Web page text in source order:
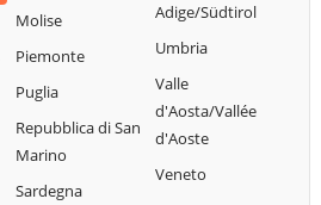
Molise
Piemonte
Puglia
Repubblica di San
Marino
Sardegna
Adige/Südtirol
Umbria
Valle
d'Aosta/Vallée
d'Aoste
Veneto